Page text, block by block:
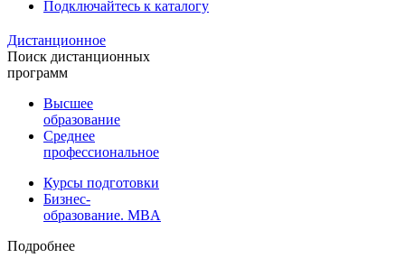
Подключайтесь к каталогу
Дистанционное
Поиск дистанционных
программ
Высшее
образование
Среднее
профессиональное
Курсы подготовки
Бизнес-
образование. MBA
Подробнее